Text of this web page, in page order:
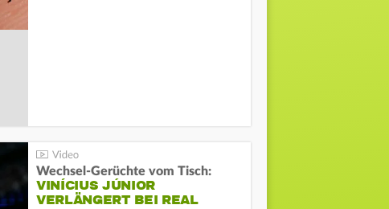
Wechsel-Gerüchte vom Tisch:
VINÍCIUS JÚNIOR
VERLÄNGERT BEI REAL